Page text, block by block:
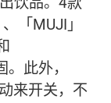
「MUJI」
此外，
来开关，不